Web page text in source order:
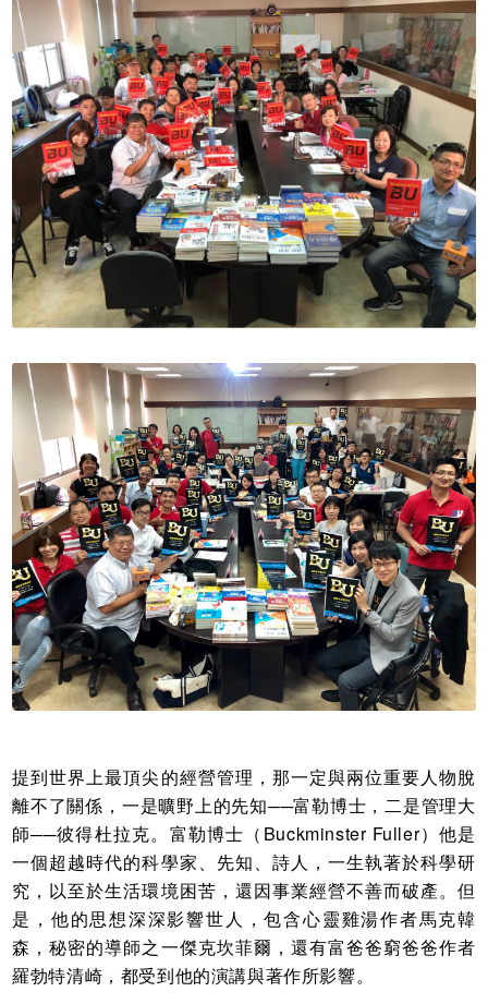
提到世界上最頂尖的經營管理，那一定與兩位重要人物脫
離不了關係，一是曠野上的先知──富勒博士，二是管理大
師──彼得杜拉克。富勒博士（Buckminster Fuller）他是
一個超越時代的科學家、先知、詩人，一生執著於科學研
究，以至於生活環境困苦，還因事業經營不善而破產。但
是，他的思想深深影響世人，包含心靈雞湯作者馬克韓
森，秘密的導師之一傑克坎菲爾，還有富爸爸窮爸爸作者
羅勃特清崎，都受到他的演講與著作所影響。